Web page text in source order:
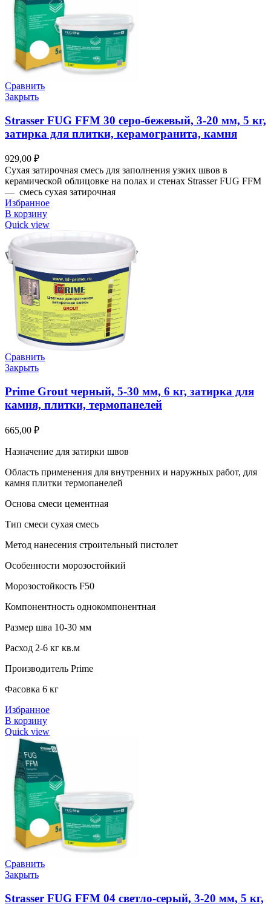
Сравнить
Закрыть
Strasser FUG FFM 30 серо-бежевый, 3-20 мм, 5 кг,
затирка для плитки, керамогранита, камня
929,00 ₽
Сухая затирочная смесь для заполнения узких швов в
керамической облицовке на полах и стенах Strasser FUG FFM
— смесь сухая затирочная
Избранное
В корзину
Quick view
Сравнить
Закрыть
Prime Grout черный, 5-30 мм, 6 кг, затирка для
камня, плитки, термопанелей
665,00 ₽
Назначение для затирки швов
Область применения для внутренних и наружных работ, для
камня плитки термопанелей
Основа смеси цементная
Тип смеси сухая смесь
Метод нанесения строительный пистолет
Особенности морозостойкий
Морозостойкость F50
Компонентность однокомпонентная
Размер шва 10-30 мм
Расход 2-6 кг кв.м
Производитель Prime
Фасовка 6 кг
Избранное
В корзину
Quick view
Сравнить
Закрыть
Strasser FUG FFM 04 светло-серый, 3-20 мм, 5 кг,